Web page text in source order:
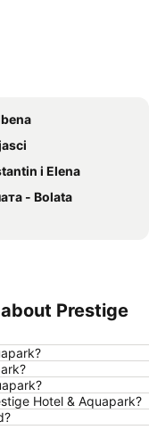
i Elena
- Bolata
Prestige
Hotel & Aquapark?